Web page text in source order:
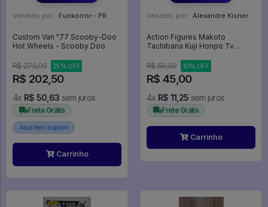
Vendido por: Funkorror - PR
Custom Van "77 Scooby-Doo
Hot Wheels - Scooby Doo
R$ 270,00 25% OFF
R$ 202,50
4x R$ 50,63 sem juros
Frete Grátis
Aqui tem cupom
Carrinho
Vendido por: Alexandre Kisner - PR
Action Figures Makoto
Tachibana Kuji Honpo Tv
FREE!
R$ 50,00 10% OFF
R$ 45,00
4x R$ 11,25 sem juros
Frete Grátis
Carrinho